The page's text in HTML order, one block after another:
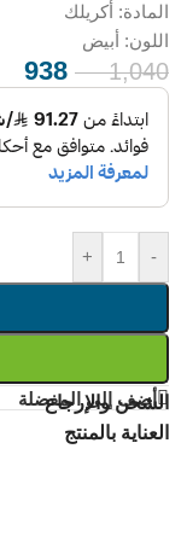
المادة: أكريلك
اللون: أبيض
1,040ر.س 938
-
+
أضف إلى المفضلة
الشحن والإرجاع
العناية بالمنتج